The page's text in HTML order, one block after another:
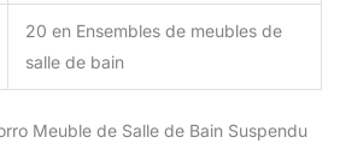
20 en Ensembles de meubles de
salle de bain
Meuble de Salle de Bain Suspendu